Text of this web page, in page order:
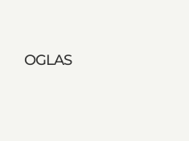
OGLAS